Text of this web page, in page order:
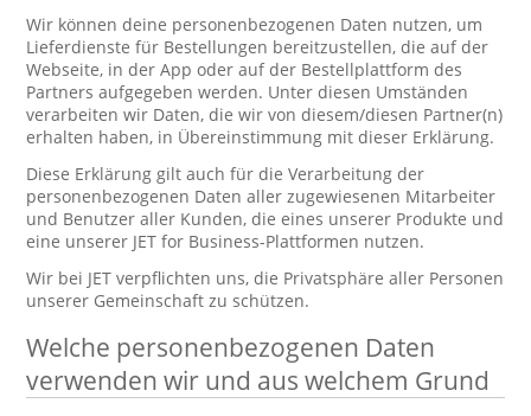
Wir können deine personenbezogenen Daten nutzen, um
Lieferdienste für Bestellungen bereitzustellen, die auf der
Webseite, in der App oder auf der Bestellplattform des
Partners aufgegeben werden. Unter diesen Umständen
verarbeiten wir Daten, die wir von diesem/diesen Partner(n)
erhalten haben, in Übereinstimmung mit dieser Erklärung.
Diese Erklärung gilt auch für die Verarbeitung der
personenbezogenen Daten aller zugewiesenen Mitarbeiter
und Benutzer aller Kunden, die eines unserer Produkte und
eine unserer JET for Business-Plattformen nutzen.
Wir bei JET verpflichten uns, die Privatsphäre aller Personen
unserer Gemeinschaft zu schützen.
Welche personenbezogenen Daten
verwenden wir und aus welchem Grund